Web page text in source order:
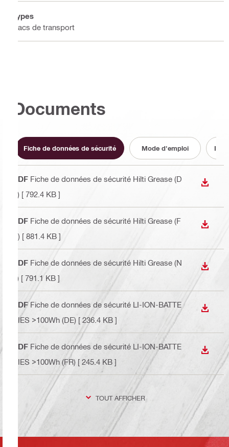
Types
Sacs de transport
Documents
Fiche de données de sécurité Mode d'emploi
PDF Fiche de données de sécurité Hilti Grease (D
E) [ 792.4 KB ]
PDF Fiche de données de sécurité Hilti Grease (F
R) [ 881.4 KB ]
PDF Fiche de données de sécurité Hilti Grease (N
L) [ 791.1 KB ]
PDFFiche de données de sécurité LI-ION-BATTE
RIES >100Wh (DE) [ 236.4 KB ]
PDF Fiche de données de sécurité LI-ION-BATTE
RIES >100Wh (FR) [ 245.4 KB ]
TOUT AFFICHER